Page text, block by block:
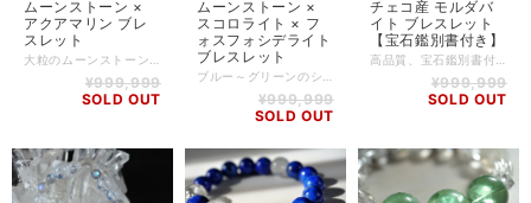
ムーンストーン ×
アクアマリン ブレ
スレット
¥999,999
SOLD OUT
ムーンストーン ×
スコロライト × フ
ォスフォシデライト
ブレスレット
¥999,999
SOLD OUT
チェコ産 モルダバ
イト ブレスレット
【宝石鑑別書付き】
¥999,999
SOLD OUT